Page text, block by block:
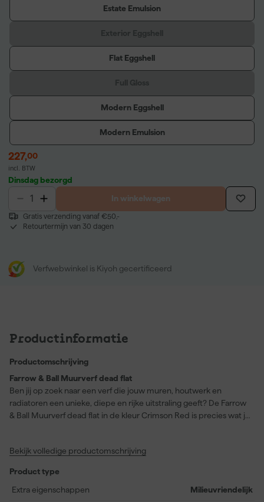
Estate Emulsion
Flat Eggshell
Modern Eggshell
Modern Emulsion
227,00
incl. BTW
Dinsdag bezorgd
In winkelwagen
Gratis verzending vanaf €50,-
Retourtermijn van 30 dagen
Verfwebwinkel is Kiyoh gecertificeerd
Productinformatie
Productomschrijving
Farrow & Ball Muurverf dead flat
Ben jij op zoek naar een verf die jouw muren, houtwerk en
radiatoren een unieke, diepe en rijke uitstraling geeft? De Farrow
& Ball Muurverf dead flat in de kleur Crimson Red is precies wat je
ongeëvenaarde stevigheid. Of je nu je woonkamer, gang of
voor hout, metaal en pleisterwerk. De dekkende formule zorgt
voor een perfect resultaat. Met een droogtijd van slechts 2 uur
Bekijk volledige productomschrijving
Product type
Extra eigenschappen
Milieuvriendelijk